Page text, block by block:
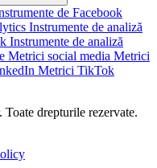
de Facebook
Instrumente de analiză
Instrumente de analiză
Metrici social media Metrici
Metrici TikTok
drepturile rezervate.